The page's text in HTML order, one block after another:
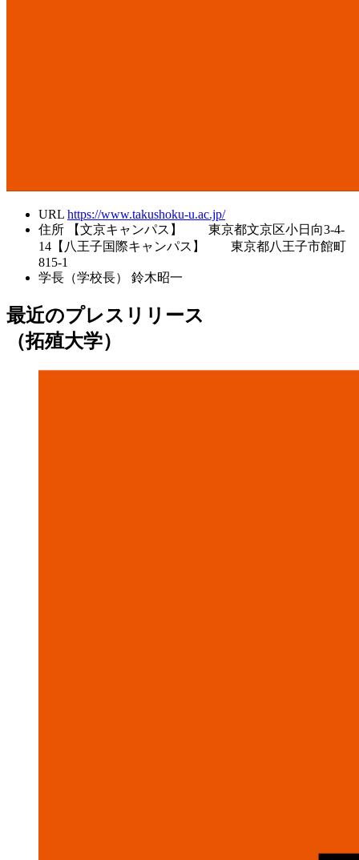
URL https://www.takushoku-u.ac.jp/
住所
【文京キャンパス】 東京都文京区小日向3-4-
14【八王子国際キャンパス】 東京都八王子市館町
815-1
学長（学校長）
鈴木昭一
最近のプレスリリース
（拓殖大学）